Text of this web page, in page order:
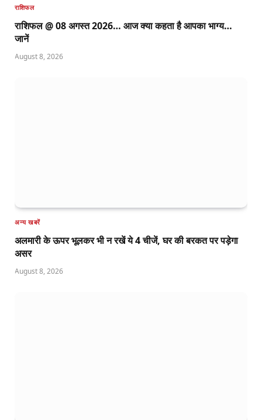
राशिफल
राशिफल @ 08 अगस्त 2026… आज क्या कहता है आपका भाग्य…
जानें
August 8, 2026
अन्य खबरें
अलमारी के ऊपर भूलकर भी न रखें ये 4 चीजें, घर की बरकत पर पड़ेगा
असर
August 8, 2026